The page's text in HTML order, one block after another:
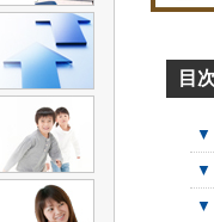
目次
▼
▼
▼